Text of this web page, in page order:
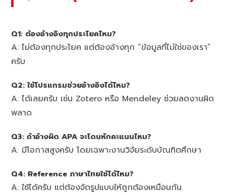
Q1: ต้องอ้างอิงทุกประโยคไหม?
A: ไม่ต้องทุกประโยค แต่ต้องอ้างทุก “ข้อมูลที่ไม่ใช่ของเรา”
ครับ
Q2: ใช้โปรแกรมช่วยอ้างอิงได้ไหม?
A: ได้เลยครับ เช่น Zotero หรือ Mendeley ช่วยลดงานผิด
พลาด
Q3: ถ้าอ้างผิด APA จะโดนหักคะแนนไหม?
A: มีโอกาสสูงครับ โดยเฉพาะงานวิจัยระดับบัณฑิตศึกษา
Q4: Reference ภาษาไทยใช้ได้ไหม?
A: ใช้ได้ครับ แต่ต้องจัดรูปแบบให้ถูกต้องเหมือนกัน